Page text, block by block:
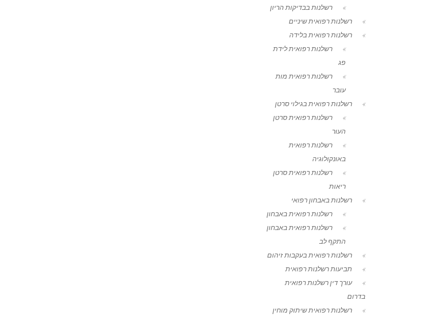
רשלנות בבדיקות הריון
רשלנות רפואית שיניים
רשלנות רפואית בלידה
רשלנות רפואית לידת
פג
רשלנות רפואית מות
עובר
רשלנות רפואית בגילוי סרטן
רשלנות רפואית סרטן
העור
רשלנות רפואית
באונקולוגיה
רשלנות רפואית סרטן
ריאות
רשלנות באבחון רפואי
רשלנות רפואית באבחון
רשלנות רפואית באבחון
התקף לב
רשלנות רפואית בעקבות זיהום
תביעות רשלנות רפואית
עורך דין רשלנות רפואית
בדרום
רשלנות רפואית שיתוק מוחין